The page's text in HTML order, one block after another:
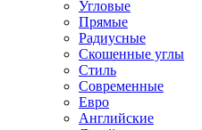
Угловые
Прямые
Радиусные
Скошенные углы
Стиль
Современные
Евро
Английские